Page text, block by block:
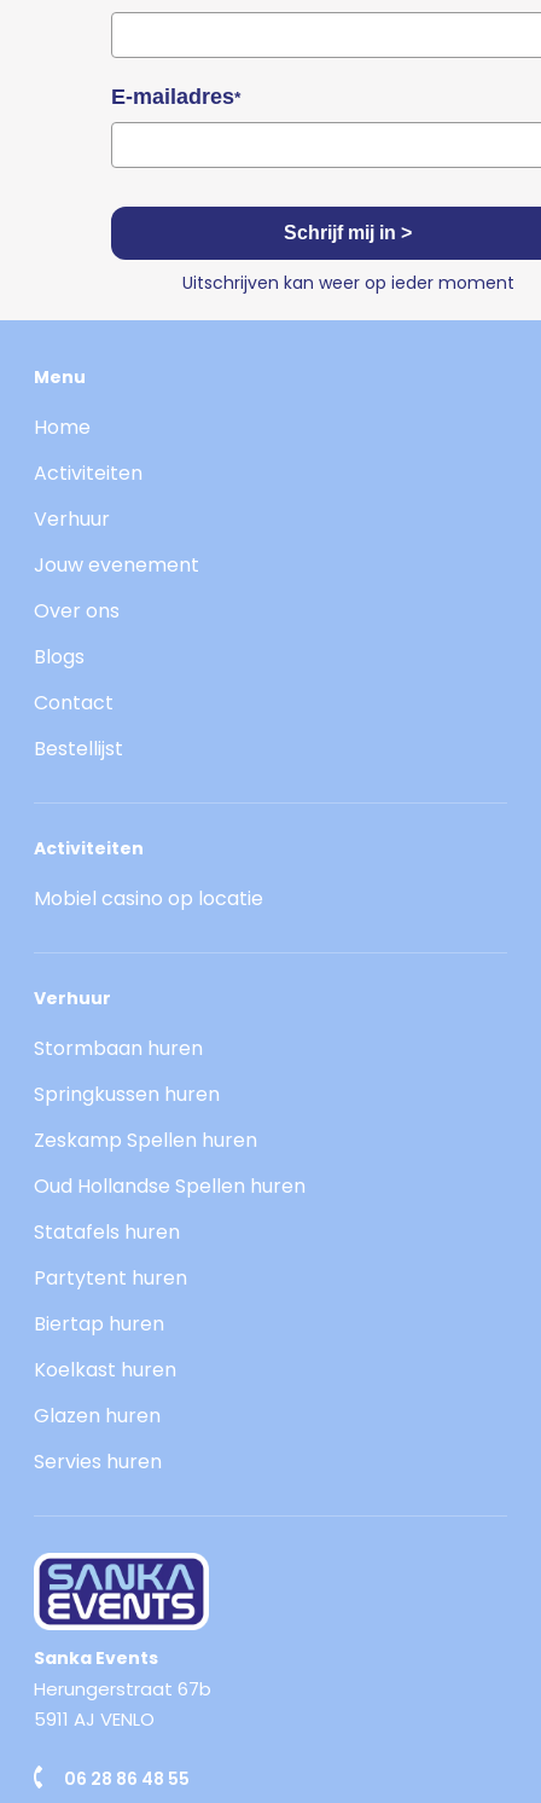
E-mailadres*
Schrijf mij in >
Uitschrijven kan weer op ieder moment
Menu
Home
Activiteiten
Verhuur
Jouw evenement
Over ons
Blogs
Contact
Bestellijst
Activiteiten
Mobiel casino op locatie
Verhuur
Stormbaan huren
Springkussen huren
Zeskamp Spellen huren
Oud Hollandse Spellen huren
Statafels huren
Partytent huren
Biertap huren
Koelkast huren
Glazen huren
Servies huren
Sanka Events
Herungerstraat 67b
5911 AJ VENLO
06 28 86 48 55